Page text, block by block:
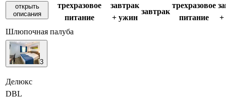
открыть
описания
трехразовое
питание
завтрак
+ ужин
завтрак
трехразовое
питание
+
Шлюпочная палуба
3
Делюкс
DBL